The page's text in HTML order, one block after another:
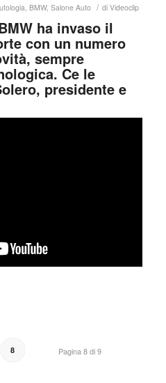
, BMW, Salone Auto / di Videoclip
ha invaso il
con un numero
sempre
Ce le
presidente e
Pagina 8 di 9
8